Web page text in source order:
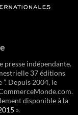
presse indépendante.
37 éditions
Depuis 2004, le
disponible à la
».